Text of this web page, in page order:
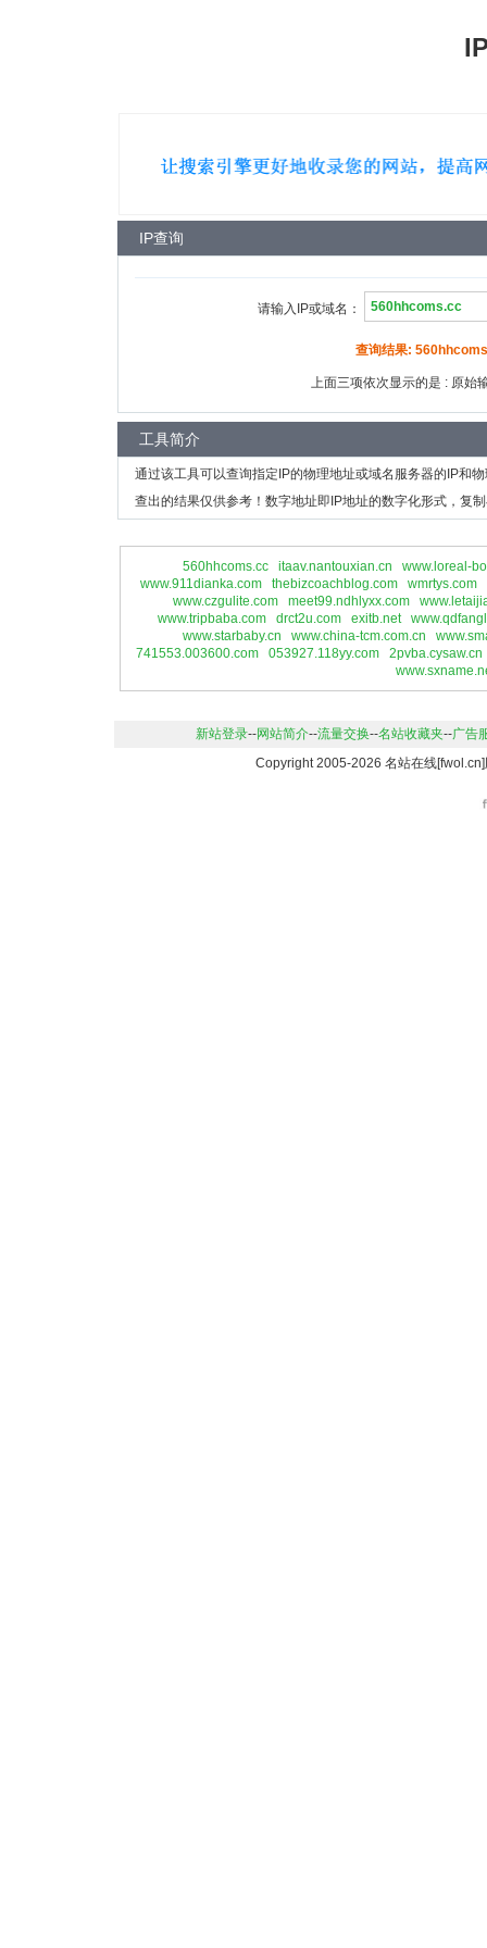
IP查询
请输入IP或域名：
查询结果:
上面三项依次显示的是 : 原始
工具简介
通过该工具可以查询指定IP的物理地址或域名服务器的IP和
查出的结果仅供参考！数字地址即IP地址的数字化形式，复
560hhcoms.cc itaav.nantouxian.cn
www.loreal-
www.911dianka.com
thebizcoachblog.com
wmrtys.com
www.czgulite.com
meet99.ndhlyxx.com
www.tripbaba.com
drct2u.com exitb.net
www.starbaby.cn
www.china-tcm.com.cn
741553.003600.com
053927.118yy.com
2pvba.cysaw.cn
新站登录--网站简介--流量交换--名站收藏夹--广告
Copyright 2005-2026 名站在线